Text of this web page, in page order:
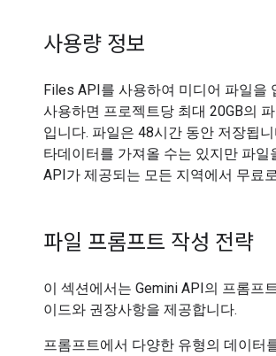
사용량 정보
Files API를 사용하여 미디어 파일을
사용하면 프로젝트당 최대 20GB의
입니다. 파일은 48시간 동안 저장됩
타데이터를 가져올 수는 있지만 파
API가 제공되는 모든 지역에서 무료
파일 프롬프트 작성 전략
이 섹션에서는 Gemini API의 프롬프
이드와 권장사항을 제공합니다.
프롬프트에서 다양한 유형의 데이터